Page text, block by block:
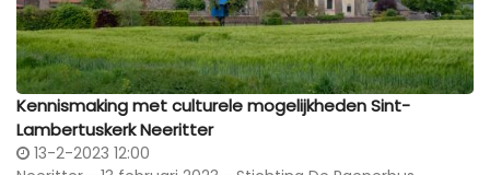
Kennismaking met culturele mogelijkheden Sint-
Lambertuskerk Neeritter
13-2-2023 12:00